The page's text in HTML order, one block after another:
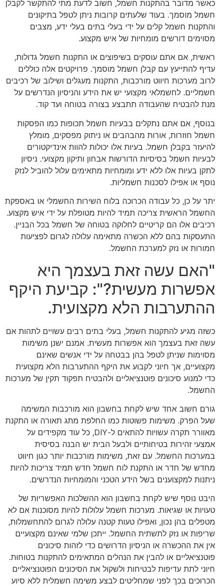
כאשר מדובר בהתקנות חשמל, חשוב לדעת מתי להתקשר לקבלן
חשמל מוסמך. בעוד שלעתים קרובות ניתן לטפל בתיקונים
והתקנות חשמל קלים על ידי בעלי בתים בעלי ידע, מצבים
מסוימים דורשים מומחיות של איש מקצוע.
ראשית, אם אתם עוסקים בשיפוצים או התקנות חשמל גדולות,
עדיף להתייעץ עם קבלן חשמל מוסמך. פרויקטים אלה כוללים
לרוב מערכות חיווט מורכבות, התקנות מעגלים ושילוב של רכיבים
חשמליים. לחשמלאי מקצועי יש את הידע והניסיון הנדרשים על
מנת להבטיח שהעבודה תתבצע בצורה בטוחה ועד קוד.
בנוסף, אם אתם נתקלים בבעיות חשמל תכופות כמו הפסקות
חשמל חוזרות, אורות מהבהבים או ניתוק מפסקים, מומלץ
להיעזר בקבלן חשמל. בעיות אלו יכולות להוות אינדיקטורים
לבעיות חשמל בסיסיות הדורשות אבחון ותיקון מקצועי. ניסיון
לתקן בעיות אלו ללא ידע ומומחיות מתאימים עלול להוביל לנזק
נוסף או אפילו לסכנות חשמליות.
יתר על כן, כל עבודה הכרוכה בלוח השירות החשמלי או באספקת
החשמל הראשית צריכה תמיד להיות מטופלת על ידי איש מקצוע.
רכיבים אלו הם קריטיים לחלוקה בטוחה של חשמל בכל הבניין.
התעסקות בהם ללא הכשרה מתאימה עלולה לגרום לפציעות
חמורות או נזק למערכת החשמל.
"האם עשה זאת בעצמך היא
אפשרות מעשית?": קביעת היקף
ההתערבות הלא מקצועית.
כשזה מגיע להתקנות חשמל, בעלי בתים רבים עשויים לתהות אם
עשה זאת בעצמך הוא אפשרות מעשית. אמנם ישנן משימות
מסוימות שניתן לטפל בהן בבטחה על ידי אנשים שאינם
מקצועיים, אך חיוני לקבוע את היקף ההתערבות הלא מקצועית
כדי למנוע סיכונים פוטנציאליים ולהבטיח תפקוד תקין של מערכות
החשמל.
גורם חשוב אחד שיש לקחת בחשבון הוא מורכבות המשימה
שעל הפרק. משימות פשוטות כמו החלפת מתג תאורה או התקנת
מאוורר תקרה עשויות להתאים ל-DIY, כל עוד מקפידים על
אמצעי זהירות בטיחותיים ולבעל הבית יש הבנה בסיסית
במערכות החשמל. עם זאת, משימות מורכבות יותר כגון חיווט
מחדש של חדר או התקנת לוח חשמל חדש תמיד צריכות להיות
ניתנות למקצוענים בשל הידע הטכני והמומחיות הנדרשים.
היבט נוסף שיש לקחת בחשבון הוא ההשלכות האפשריות של
טעויות או שגיאות. מערכות חשמל עלולות להיות מסוכנות אם לא
מטפלים בהן נכון, ואפילו טעות קטנה עלולה לגרום להתחשמלות,
שריפות או נזק לתשתית החשמל. ייתכן שלמי שאינם מקצועיים
אין את ההכשרה או הניסיון הדרושים כדי לזהות סיכונים
פוטנציאליים או להבין את הנהלים המתאימים להתקנות בטוחות.
חיוני לתת עדיפות לבטיחות ולשקול את הסיכונים הפוטנציאליים
הכרוכים בכך לפני שמחליטים לבצע משימה חשמלית ללא סיוע